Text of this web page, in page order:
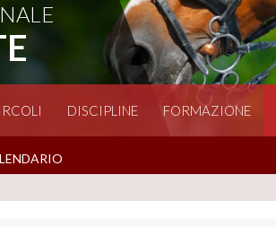
DISCIPLINE FORMAZIONE